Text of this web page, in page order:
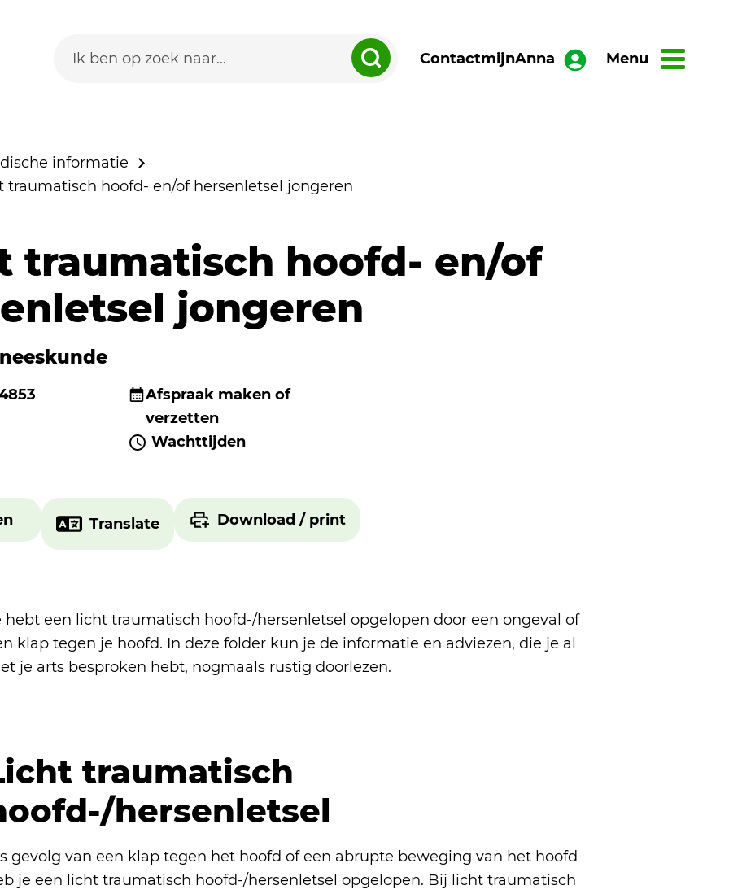
ContactmijnAnna Menu
informatie
traumatisch hoofd- en/of hersenletsel jongeren
traumatisch hoofd- en/of
jongeren
Afspraak maken of
verzetten
Wachttijden
Translate Download / print
hebt een licht traumatisch hoofd-/hersenletsel opgelopen door een ongeval of
klap tegen je hoofd. In deze folder kun je de informatie en adviezen, die je al
je arts besproken hebt, nogmaals rustig doorlezen.
traumatisch
hersenletsel
gevolg van een klap tegen het hoofd of een abrupte beweging van het hoofd
je een licht traumatisch hoofd-/hersenletsel opgelopen. Bij licht traumatisch